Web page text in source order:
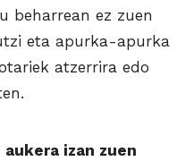
beharrean ez zuen
eta apurka-apurka
atze­rrira edo
izan zuen